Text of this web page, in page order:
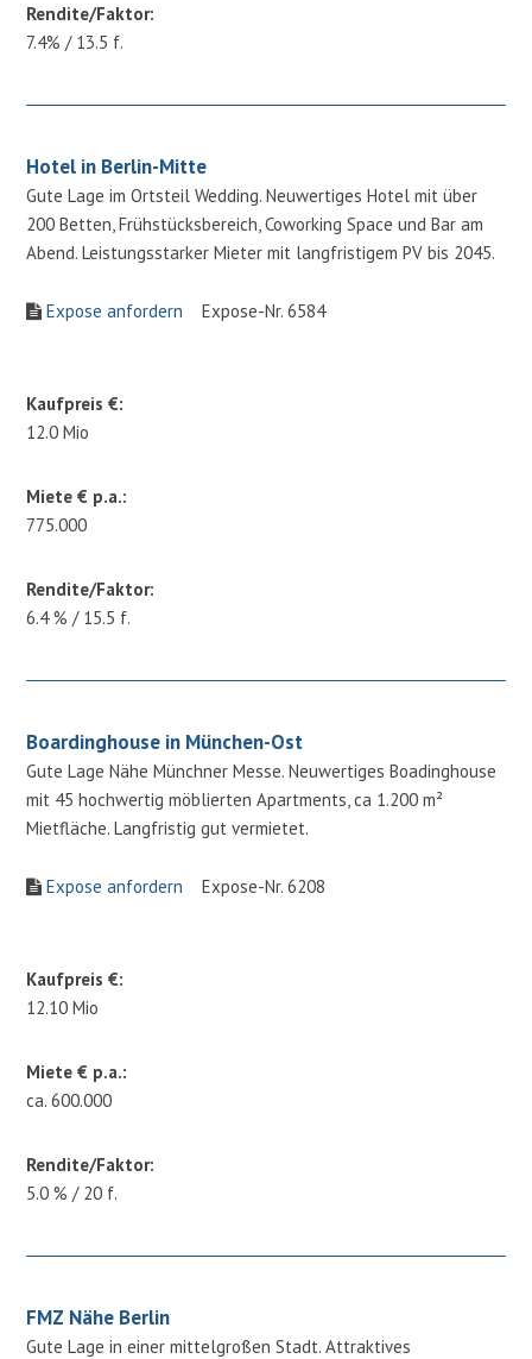
Rendite/Faktor:
7.4% / 13.5 f.
Hotel in Berlin-Mitte
Gute Lage im Ortsteil Wedding. Neuwertiges Hotel mit über
200 Betten, Frühstücksbereich, Coworking Space und Bar am
Abend. Leistungsstarker Mieter mit langfristigem PV bis 2045.
Expose anfordern Expose-Nr. 6584
Kaufpreis €:
12.0 Mio
Miete € p.a.:
775.000
Rendite/Faktor:
6.4 % / 15.5 f.
Boardinghouse in München-Ost
Gute Lage Nähe Münchner Messe. Neuwertiges Boadinghouse
mit 45 hochwertig möblierten Apartments, ca 1.200 m²
Mietfläche. Langfristig gut vermietet.
Expose anfordern Expose-Nr. 6208
Kaufpreis €:
12.10 Mio
Miete € p.a.:
ca. 600.000
Rendite/Faktor:
5.0 % / 20 f.
FMZ Nähe Berlin
Gute Lage in einer mittelgroßen Stadt. Attraktives